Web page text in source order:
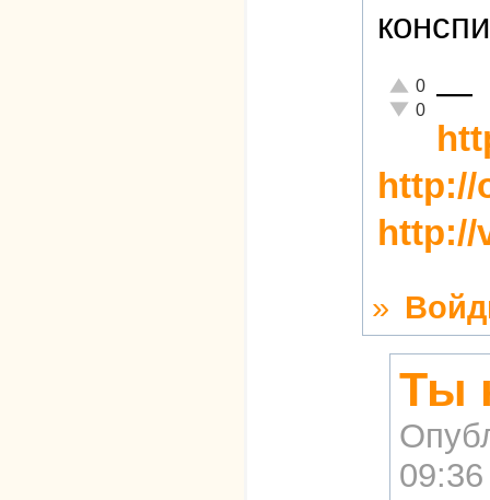
Отлично!
0
Неадекватно!
0 —
http://
http://
»
Ты
09:36